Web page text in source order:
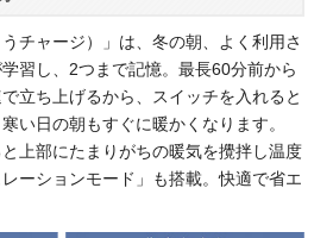
チャージ）」は、冬の朝、よく利用さ
習し、2つまで記憶。最長60分前から
立ち上げるから、スイッチを入れると
い日の朝もすぐに暖かくなります。
上部にたまりがちの暖気を攪拌し温度
ーションモード」も搭載。快適で省エ